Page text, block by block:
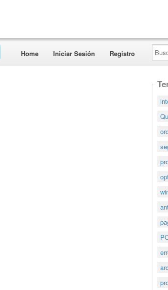
Home Iniciar Sesión Registro